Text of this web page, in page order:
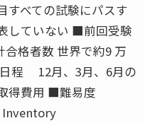
すべての試験にパスす
していない ■前回受験
者数 世界で約9 万
程 12月、3月、6月の
得費用 ■難易度
Inventory